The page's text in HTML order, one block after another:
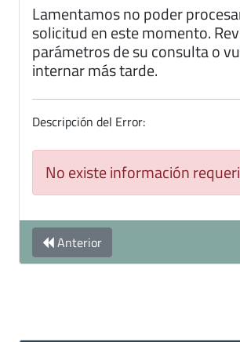
Lamentamos no poder
solicitud en este momento.
parámetros de su consulta o
internar más tarde.
Descripción del Error:
No existe información
Anterior